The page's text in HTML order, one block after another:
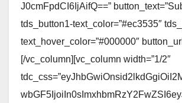
J0cmFpdCI6IjAifQ==”
tds_button1-text_color=”#ec3535″
text_hover_color=”#000000″
[/vc_column][vc_column width=”1/2″